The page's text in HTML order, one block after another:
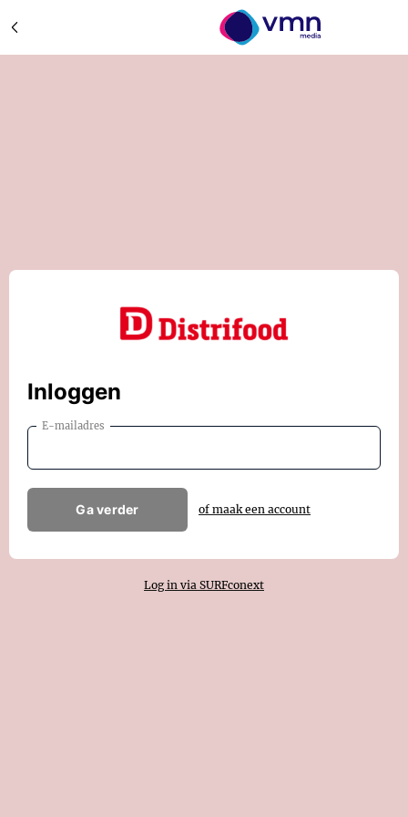
Inloggen
E-mailadres
Ga verder of maak een account
Log in via SURFconext